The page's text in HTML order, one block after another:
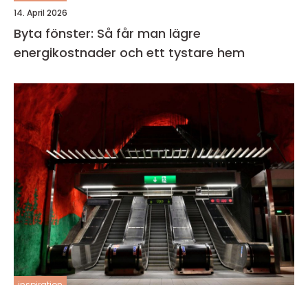
14. April 2026
Byta fönster: Så får man lägre
energikostnader och ett tystare hem